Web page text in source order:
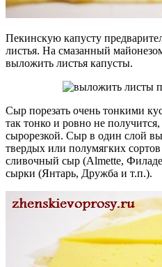
Пекинскую капусту
листья. На смазанный
выложить листья капусты.
Сыр порезать очень тонкими
так тонко и ровно не
сырорезкой. Сыр в один слой
твердых или полумягких
сливочный сыр (Almette,
сырки (Янтарь, Дружба и т.п.).